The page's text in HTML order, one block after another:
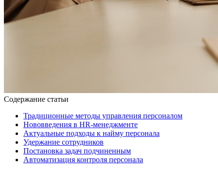
Содержание статьи
Традиционные методы управления персоналом
Нововведения в HR-менеджменте
Актуальные подходы к найму персонала
Удержание сотрудников
Постановка задач подчиненным
Автоматизация контроля персонала